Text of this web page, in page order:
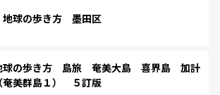
球の歩き方 墨田区
球の歩き方 島旅 奄美大島 喜界島 加計
奄美群島１） ５訂版